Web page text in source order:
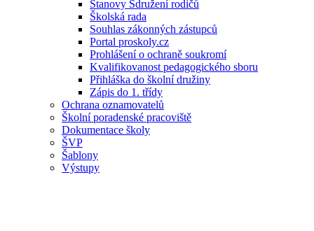
Stanovy Sdružení rodičů
Školská rada
Souhlas zákonných zástupců
Portal proskoly.cz
Prohlášení o ochraně soukromí
Kvalifikovanost pedagogického sboru
Přihláška do školní družiny
Zápis do 1. třídy
Ochrana oznamovatelů
Školní poradenské pracoviště
Dokumentace školy
ŠVP
Šablony
Výstupy